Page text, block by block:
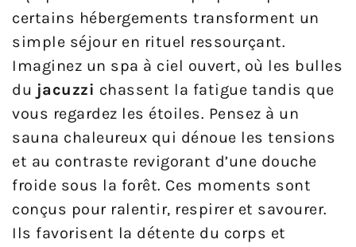
certains hébergements transforment un
simple séjour en rituel ressourçant.
Imaginez un spa à ciel ouvert, où les bulles
du jacuzzi chassent la fatigue tandis que
vous regardez les étoiles. Pensez à un
sauna chaleureux qui dénoue les tensions
et au contraste revigorant d’une douche
froide sous la forêt. Ces moments sont
conçus pour ralentir, respirer et savourer.
Ils favorisent la détente du corps et